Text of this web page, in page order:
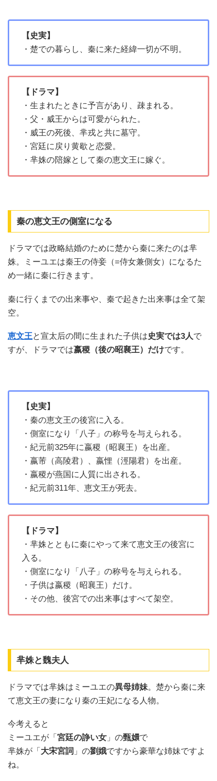
【史実】
・楚での暮らし、秦に来た経緯一切が不明。
【ドラマ】
・生まれたときに予言があり、疎まれる。
・父・威王からは可愛がられた。
・威王の死後、芈戎と共に墓守。
・宮廷に戻り黄歇と恋愛。
・芈姝の陪嫁として秦の恵文王に嫁ぐ。
秦の恵文王の側室になる
ドラマでは政略結婚のために楚から秦に来たのは芈
姝。ミーユエは秦王の侍妾（=侍女兼側女）になるた
め一緒に秦に行きます。
秦に行くまでの出来事や、秦で起きた出来事は全て架
空。
恵文王と宣太后の間に生まれた子供は史実では3人で
すが、ドラマでは嬴稷（後の昭襄王）だけです。
【史実】
・秦の恵文王の後宮に入る。
・側室になり「八子」の称号を与えられる。
・紀元前325年に嬴稷（昭襄王）を出産。
・嬴芾（高陵君）、嬴悝（涇陽君）を出産。
・嬴稷が燕国に人質に出される。
・紀元前311年、恵文王が死去。
【ドラマ】
・芈姝とともに秦にやって来て恵文王の後宮に
入る。
・側室になり「八子」の称号を与えられる。
・子供は嬴稷（昭襄王）だけ。
・その他、後宮での出来事はすべて架空。
芈姝と魏夫人
ドラマでは芈姝はミーユエの異母姉妹。楚から秦に来
て恵文王の妻になり秦の王妃になる人物。
今考えると
ミーユエが「 宮廷の諍い女 」の甄嬛で
芈姝が「 大宋宮詞 」の劉娥ですから豪華な姉妹ですよ
ね。